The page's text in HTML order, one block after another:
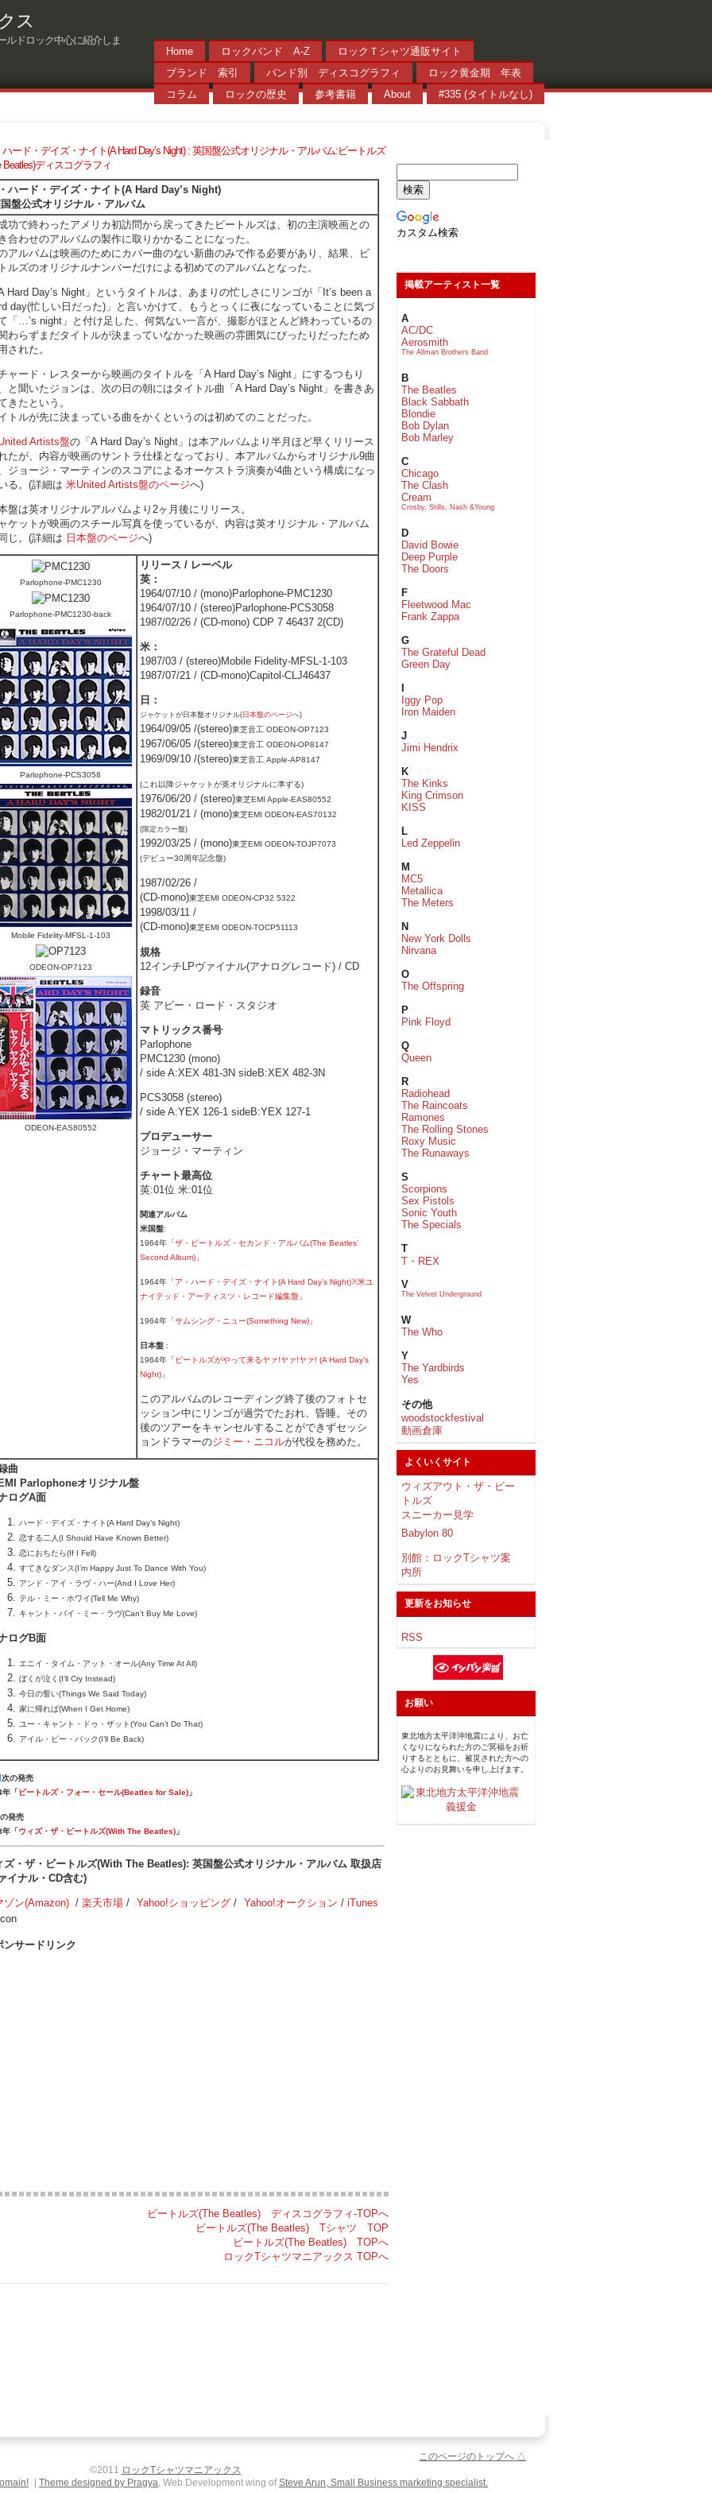
Home ロックバンド A-Z
ロックＴシャツ通販サイト
ブランド 索引
バンド別 ディスコグラフィ
ロック黄金期 年表
コラム
ロックの歴史 参考書籍 About #335 (タイトルなし)
ス
ルドロック中心に紹介しま
ハード・デイズ・ナイト(A Hard Day’s Night) : 英国盤公式オリジナル・アルバム:ビートルズ
Beatles)ディスコグラフィ
ハード・デイズ・ナイト(A Hard Day’s Night)
盤公式オリジナル・アルバム
功で終わったアメリカ初訪問から戻ってきたビートルズは、初の主演映画との
合わせのアルバムの製作に取りかかることになった。
アルバムは映画のためにカバー曲のない新曲のみで作る必要があり、結果、ビ
ルズのオリジナルナンバーだけによる初めてのアルバムとなった。
A Hard Day’s Night」というタイトルは、あまりの忙しさにリンゴが「It’s been a
day(忙しい日だった)」と言いかけて、もうとっくに夜になっていることに気づ
「…’s night」と付け足した、何気ない一言が、撮影がほとんど終わっているの
わらずまだタイトルが決まっていなかった映画の雰囲気にぴったりだったため
された。
ャード・レスターから映画のタイトルを「A Hard Day’s Night」にするつもり
と聞いたジョンは、次の日の朝にはタイトル曲「A Hard Day’s Night」を書きあ
きたという。
トルが先に決まっている曲をかくというのは初めてのことだった。
Artists盤の「A Hard Day’s Night」は本アルバムより半月ほど早くリリース
たが、内容が映画のサントラ仕様となっており、本アルバムからオリジナル9曲
ジョージ・マーティンのスコアによるオーケストラ演奏が4曲という構成になっ
る。(詳細は 米United Artists盤のページへ)
盤は英オリジナルアルバムより2ヶ月後にリリース。
ケットが映画のスチール写真を使っているが、内容は英オリジナル・アルバム
じ。(詳細は 日本盤のページへ)
Parlophone-PMC1230
Parlophone-PMC1230-back
Parlophone-PCS3058
Mobile Fidelity-MFSL-1-103
ODEON-OP7123
ODEON-EAS80552
リリース / レーベル
英：
1964/07/10 / (mono)Parlophone-PMC1230
1964/07/10 / (stereo)Parlophone-PCS3058
1987/02/26 / (CD-mono) CDP 7 46437 2(CD)
米：
1987/03 / (stereo)Mobile Fidelity-MFSL-1-103
1987/07/21 / (CD-mono)Capitol-CLJ46437
日：
ジャケットが日本盤オリジナル( 日本盤のページへ)
1964/09/05 /(stereo)東芝音工 ODEON-OP7123
1967/06/05 /(stereo)東芝音工 ODEON-OP8147
1969/09/10 /(stereo)東芝音工 Apple-AP8147
(これ以降ジャケットが英オリジナルに準ずる)
1976/06/20 / (stereo)東芝EMI Apple-EAS80552
1982/01/21 / (mono)東芝EMI ODEON-EAS70132
(限定カラー盤)
1992/03/25 / (mono)東芝EMI ODEON-TOJP7073
(デビュー30周年記念盤)
1987/02/26 /
(CD-mono)東芝EMI ODEON-CP32 5322
1998/03/11 /
(CD-mono)東芝EMI ODEON-TOCP51113
規格
12インチLPヴァイナル(アナログレコード) / CD
録音
英 アビー・ロード・スタジオ
マトリックス番号
Parlophone
PMC1230 (mono)
/ side A:XEX 481-3N sideB:XEX 482-3N
PCS3058 (stereo)
/ side A:YEX 126-1 sideB:YEX 127-1
プロデューサー
ジョージ・マーティン
チャート最高位
英:01位 米:01位
関連アルバム
米国盤:
1964年「ザ・ビートルズ・セカンド・アルバム(The Beatles’
Second Album) 」
1964年「ア・ハード・デイズ・ナイト(A Hard Day’s Night)※米ユ
ナイテッド・アーティスツ・レコード編集盤 」
1964年「サムシング・ニュー(Something New) 」
日本盤 :
1964年「 ビートルズがやって来るヤァ!ヤァ!ヤァ! (A Hard Day’s
Night) 」
このアルバムのレコーディング終了後のフォトセ
ッション中にリンゴが過労でたおれ、昏睡。その
後のツアーをキャンセルすることができずセッシ
ョンドラマーのジミー・ニコルが代役を務めた。
曲
Parlophoneオリジナル盤
ログA面
ハード・デイズ・ナイト(A Hard Day’s Night)
恋する二人(I Should Have Known Better)
恋におちたら(If I Fell)
すてきなダンス(I’m Happy Just To Dance With You)
アンド・アイ・ラヴ・ハー(And I Love Her)
テル・ミー・ホワイ(Tell Me Why)
キャント・バイ・ミー・ラヴ(Can’t Buy Me Love)
ログB面
エニイ・タイム・アット・オール(Any Time At All)
ぼくが泣く(I’ll Cry Instead)
今日の誓い(Things We Said Today)
家に帰れば(When I Get Home)
ユー・キャント・ドゥ・ザット(You Can’t Do That)
アイル・ビー・バック(I’ll Be Back)
次の発売
「 ビートルズ・フォー・セール(Beatles for Sale) 」
発売
「ウィズ・ザ・ビートルズ(With The Beatles) 」
ズ・ザ・ビートルズ(With The Beatles): 英国盤公式オリジナル・アルバム 取扱店
イナル・CD含む)
ゾン(Amazon) / 楽天市場 / Yahoo!ショッピング / Yahoo!オークション / iTunes
ンサードリンク
ビートルズ(The Beatles) ディスコグラフィ-TOPへ
ビートルズ(The Beatles) Tシャツ TOP
ビートルズ(The Beatles) TOPへ
ロックTシャツマニアックス TOPへ
カスタム検索
掲載アーティスト一覧
A
AC/DC
Aerosmith
The Allman Brothers Band
B
The Beatles
Black Sabbath
Blondie
Bob Dylan
Bob Marley
C
Chicago
The Clash
Cream
Crosby, Stills, Nash &Young
D
David Bowie
Deep Purple
The Doors
F
Fleetwood Mac
Frank Zappa
G
The Grateful Dead
Green Day
Iggy Pop
Iron Maiden
J
Jimi Hendrix
K
The Kinks
King Crimson
KISS
L
Led Zeppelin
M
MC5
Metallica
The Meters
N
New York Dolls
Nirvana
O
The Offspring
P
Pink Floyd
Q
Queen
R
Radiohead
The Raincoats
Ramones
The Rolling Stones
Roxy Music
The Runaways
S
Scorpions
Sex Pistols
Sonic Youth
The Specials
T
T・REX
V
The Velvet Underground
W
The Who
Y
The Yardbirds
Yes
その他
woodstockfestival
動画倉庫
よくいくサイト
ウィズアウト・ザ・ビー
トルズ
スニーカー見学
Babylon 80
別館：ロックTシャツ案
内所
更新をお知らせ
RSS
お願い
東北地方太平洋沖地震により、お亡
くなりになられた方のご冥福をお祈
りするとともに、被災された方への
心よりのお見舞いを申し上げます。
このページのトップへ △
©2011 ロックTシャツマニアックス
Theme designed by Pragya, Web Development wing ofSteve Arun, Small Business marketing specialist.